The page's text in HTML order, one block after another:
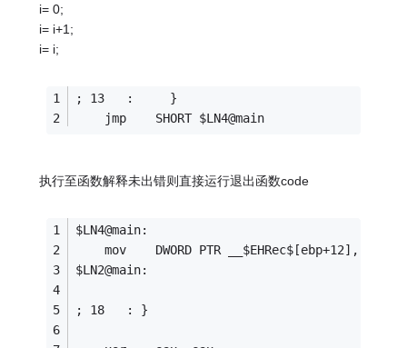
i= 0;
i= i+1;
i= i;
; 13   :     }
    jmp    SHORT $LN4@main
执行至函数解释未出错则直接运行退出函数code
$LN4@main:
    mov    DWORD PTR __$EHRec$[ebp+12], -1
$LN2@main:
; 18   : }